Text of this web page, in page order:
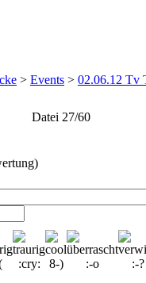
> Events > 02.06.12 Tv
Datei 27/60